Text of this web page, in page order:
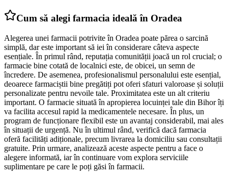
Cum să alegi farmacia ideală în Oradea
Alegerea unei farmacii potrivite în Oradea poate părea o sarcină
simplă, dar este important să iei în considerare câteva aspecte
esențiale. În primul rând, reputația comunității joacă un rol crucial; o
farmacie bine cotată de localnici este, de obicei, un semn de
încredere. De asemenea, profesionalismul personalului este esențial,
deoarece farmaciștii bine pregătiți pot oferi sfaturi valoroase și soluții
personalizate pentru nevoile tale. Proximitatea este un alt criteriu
important. O farmacie situată în apropierea locuinței tale din Bihor îți
va facilita accesul rapid la medicamentele necesare. În plus, un
program de funcționare flexibil este un avantaj considerabil, mai ales
în situații de urgență. Nu în ultimul rând, verifică dacă farmacia
oferă facilități adiționale, precum livrarea la domiciliu sau consultații
gratuite. Prin urmare, analizează aceste aspecte pentru a face o
alegere informată, iar în continuare vom explora serviciile
suplimentare pe care le poți găsi în farmacii.